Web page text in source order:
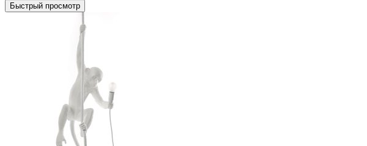
Быстрый просмотр